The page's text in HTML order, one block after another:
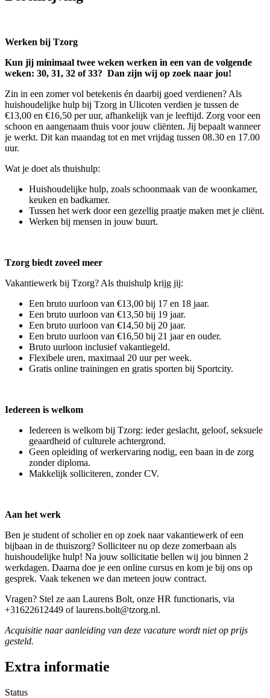
Werken bij Tzorg
Kun jij minimaal twee weken werken in een van de volgende
weken: 30, 31, 32 of 33? Dan zijn wij op zoek naar jou!
Zin in een zomer vol betekenis én daarbij goed verdienen? Als
huishoudelijke hulp bij Tzorg in Ulicoten verdien je tussen de
€13,00 en €16,50 per uur, afhankelijk van je leeftijd. Zorg voor een
schoon en aangenaam thuis voor jouw cliënten. Jij bepaalt wanneer
je werkt. Dit kan maandag tot en met vrijdag tussen 08.30 en 17.00
uur.
Wat je doet als thuishulp:
Huishoudelijke hulp, zoals schoonmaak van de woonkamer,
keuken en badkamer.
Tussen het werk door een gezellig praatje maken met je cliënt.
Werken bij mensen in jouw buurt.
Tzorg biedt zoveel meer
Vakantiewerk bij Tzorg? Als thuishulp krijg jij:
Een bruto uurloon van €13,00 bij 17 en 18 jaar.
Een bruto uurloon van €13,50 bij 19 jaar.
Een bruto uurloon van €14,50 bij 20 jaar.
Een bruto uurloon van €16,50 bij 21 jaar en ouder.
Bruto uurloon inclusief vakantiegeld.
Flexibele uren, maximaal 20 uur per week.
Gratis online trainingen en gratis sporten bij Sportcity.
Iedereen is welkom
Iedereen is welkom bij Tzorg: ieder geslacht, geloof, seksuele
geaardheid of culturele achtergrond.
Geen opleiding of werkervaring nodig, een baan in de zorg
zonder diploma.
Makkelijk solliciteren, zonder CV.
Aan het werk
Ben je student of scholier en op zoek naar vakantiewerk of een
bijbaan in de thuiszorg? Solliciteer nu op deze zomerbaan als
huishoudelijke hulp! Na jouw sollicitatie bellen wij jou binnen 2
werkdagen. Daarna doe je een online cursus en kom je bij ons op
gesprek. Vaak tekenen we dan meteen jouw contract.
Vragen? Stel ze aan Laurens Bolt, onze HR functionaris, via
+31622612449 of laurens.bolt@tzorg.nl.
Acquisitie naar aanleiding van deze vacature wordt niet op prijs
gesteld.
Extra informatie
Status